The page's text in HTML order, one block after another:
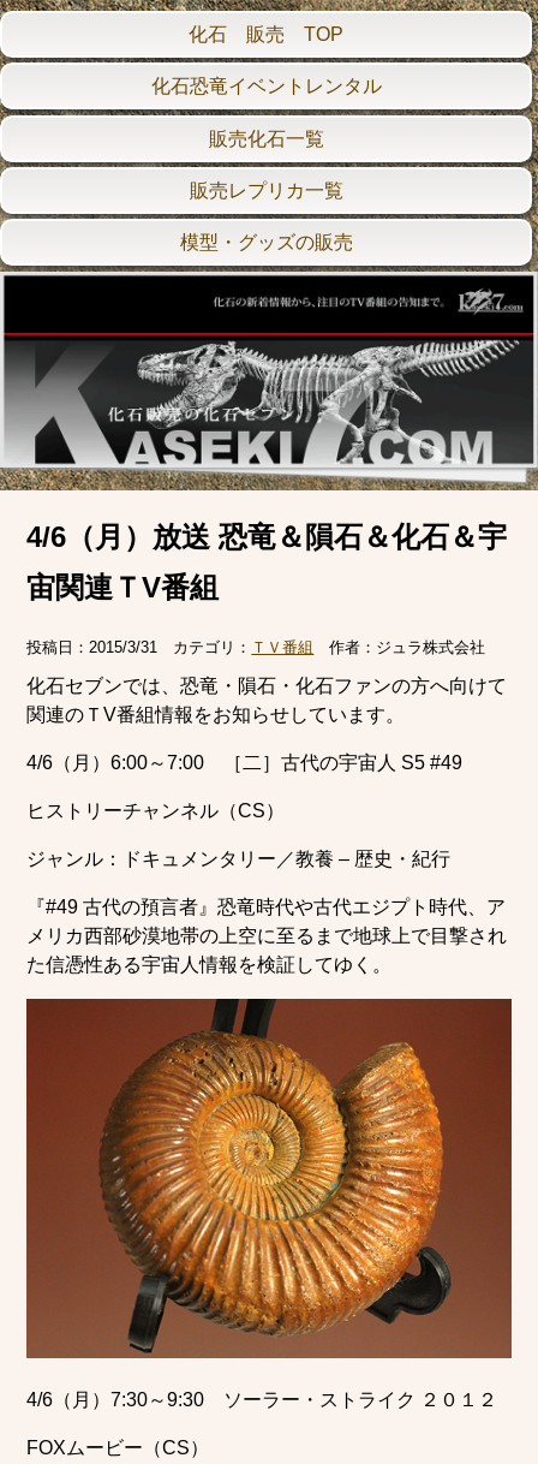
化石 販売 TOP
化石恐竜イベントレンタル
販売化石一覧
販売レプリカ一覧
模型・グッズの販売
4/6（月）放送 恐竜＆隕石＆化石＆宇
宙関連ＴV番組
投稿日：2015/3/31 カテゴリ： ＴＶ番組 作者： ジュラ株式会社
化石セブンでは、恐竜・隕石・化石ファンの方へ向けて
関連のＴV番組情報をお知らせしています。
4/6（月）6:00～7:00 ［二］古代の宇宙人 S5 #49
ヒストリーチャンネル（CS）
ジャンル：ドキュメンタリー／教養 – 歴史・紀行
『#49 古代の預言者』恐竜時代や古代エジプト時代、ア
メリカ西部砂漠地帯の上空に至るまで地球上で目撃され
た信憑性ある宇宙人情報を検証してゆく。
4/6（月）7:30～9:30 ソーラー・ストライク ２０１２
FOXムービー（CS）